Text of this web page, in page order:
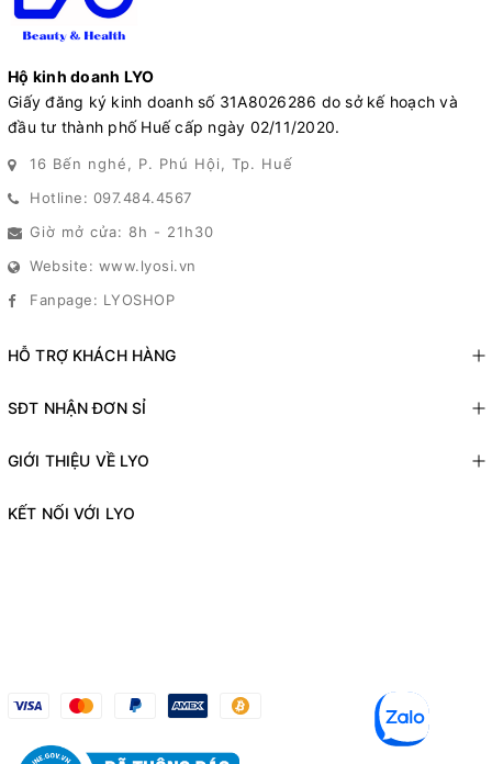
Hộ kinh doanh LYO
Giấy đăng ký kinh doanh số 31A8026286 do sở kế hoạch và
đầu tư thành phố Huế cấp ngày 02/11/2020.
16 Bến nghé, P. Phú Hội, Tp. Huế
Hotline: 097.484.4567
Giờ mở cửa: 8h - 21h30
Website: www.lyosi.vn
Fanpage: LYOSHOP
HỖ TRỢ KHÁCH HÀNG
SĐT NHẬN ĐƠN SỈ
GIỚI THIỆU VỀ LYO
KẾT NỐI VỚI LYO